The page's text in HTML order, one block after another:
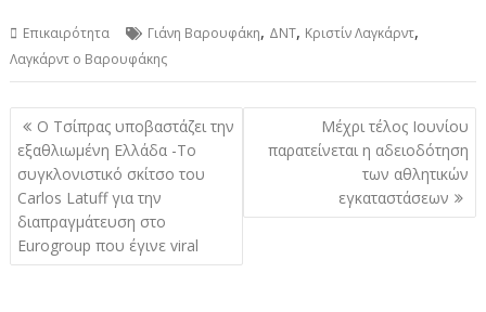
Επικαιρότητα Γιάνη Βαρουφάκη, ΔΝΤ, Κριστίν Λαγκάρντ,
Λαγκάρντ ο Βαρουφάκης
Πλοήγηση
άρθρων
O Τσίπρας υποβαστάζει την
εξαθλιωμένη Ελλάδα -Το
συγκλονιστικό σκίτσο του
Carlos Latuff για την
διαπραγμάτευση στο
Eurogroup που έγινε viral
Μέχρι τέλος Ιουνίου
παρατείνεται η αδειοδότηση
των αθλητικών
εγκαταστάσεων